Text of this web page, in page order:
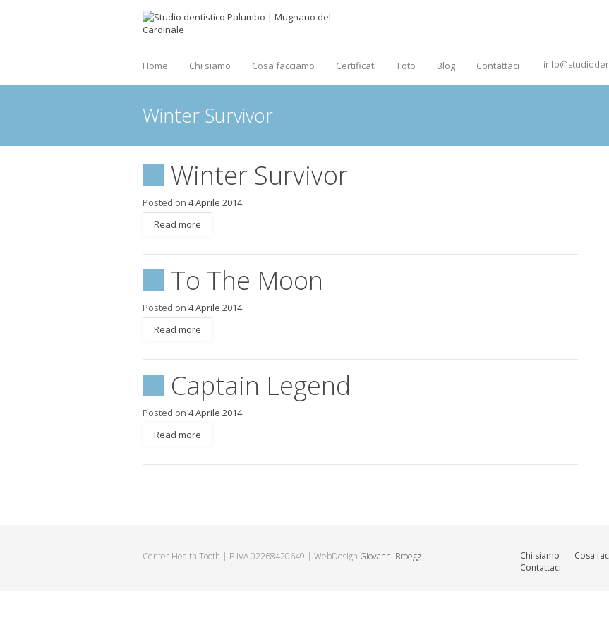
Home Chi siamo Cosa facciamo Certificati Foto Blog Contattaci
Winter Survivor
Winter Survivor
Posted on 4 Aprile 2014
Read more
To The Moon
Posted on 4 Aprile 2014
Read more
Captain Legend
Posted on 4 Aprile 2014
Read more
Center Health Tooth | P.IVA 02268420649 | WebDesign Giovanni Broegg Chi siamo Cosa
Contattaci